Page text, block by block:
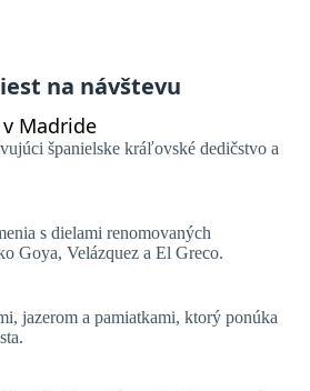
na návštevu
Madride
španielske kráľovské dedičstvo a
s dielami renomovaných
Goya, Velázquez a El Greco.
jazerom a pamiatkami, ktorý ponúka